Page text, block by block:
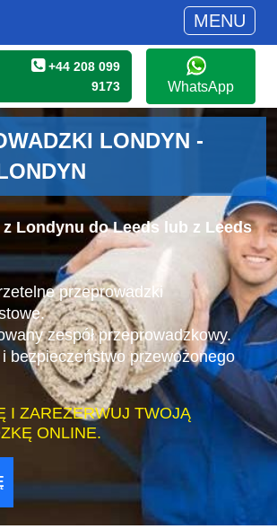
MENU
+44 208 099
9173
WhatsApp
LONDYN -
Londynu do Leeds lub z Leeds
przeprowadzki
zespół przeprowadzkowy.
bezpieczeństwo przewożonego
I ZAREZERWUJ TWOJĄ
ONLINE.